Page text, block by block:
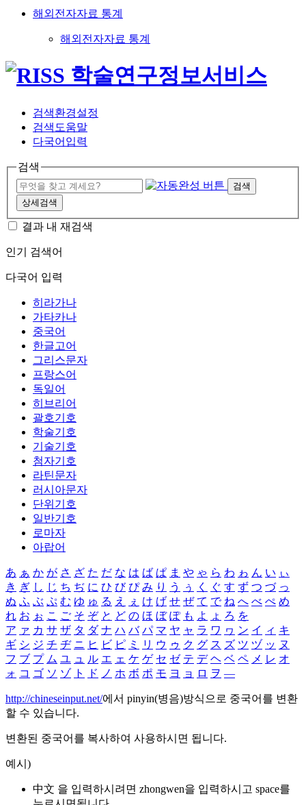
해외전자자료 통계
해외전자자료 통계
검색환경설정
검색도움말
다국어입력
검색
검색
상세검색
결과 내 재검색
인기 검색어
다국어 입력
히라가나
가타카나
중국어
한글고어
그리스문자
프랑스어
독일어
히브리어
괄호기호
학술기호
기술기호
첨자기호
라틴문자
러시아문자
단위기호
일반기호
로마자
아랍어
あ ぁ か が さ ざ た だ な は ば ぱ ま や ゃ ら わ ゎ ん い ぃ
き ぎ し じ ち ぢ に ひ び ぴ み り う ぅ く ぐ す ず つ づ っ
ぬ ふ ぶ ぷ む ゆ ゅ る え ぇ け げ せ ぜ て で ね へ べ ぺ め
れ お ぉ こ ご そ ぞ と ど の ほ ぼ ぽ も よ ょ ろ を
ア ァ カ サ ザ タ ダ ナ ハ バ パ マ ヤ ャ ラ ワ ヮ ン イ ィ キ
ギ シ ジ チ ヂ ニ ヒ ビ ピ ミ リ ウ ゥ ク グ ス ズ ツ ヅ ッ ヌ
フ ブ プ ム ユ ュ ル エ ェ ケ ゲ セ ゼ テ デ ヘ ベ ペ メ レ オ
ォ コ ゴ ソ ゾ ト ド ノ ホ ボ ポ モ ヨ ョ ロ ヲ ―
http://chineseinput.net/에서 pinyin(병음)방식으로 중국어를 변환
할 수 있습니다.
변환된 중국어를 복사하여 사용하시면 됩니다.
예시)
中文 을 입력하시려면 zhongwen을 입력하시고 space를